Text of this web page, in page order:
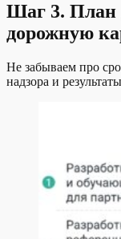
Шаг 3. План
дорожную
Не забываем про
надзора и